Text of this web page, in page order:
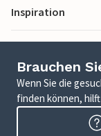
Inspiration
Brauchen
Wenn Sie die
finden können,